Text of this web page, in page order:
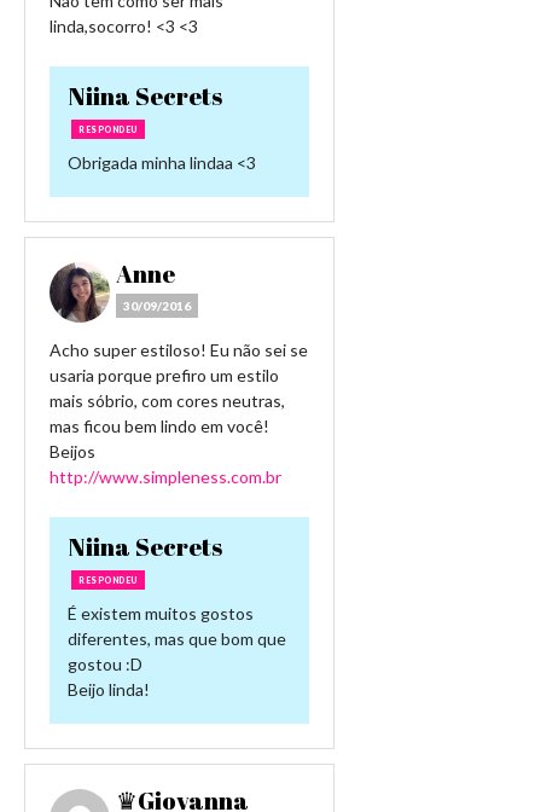
linda,socorro! <3 <3
Niina Secrets
RESPONDEU
Obrigada minha lindaa <3
Anne
30/09/2016
Acho super estiloso! Eu não sei se
usaria porque prefiro um estilo
mais sóbrio, com cores neutras,
mas ficou bem lindo em você!
Beijos
http://www.simpleness.com.br
Niina Secrets
RESPONDEU
É existem muitos gostos
diferentes, mas que bom que
gostou :D
Beijo linda!
♛Giovanna